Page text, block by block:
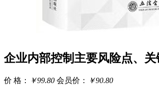
企业内部控制主要风险点、关
价 格： ￥99.80 会员价： ￥90.80